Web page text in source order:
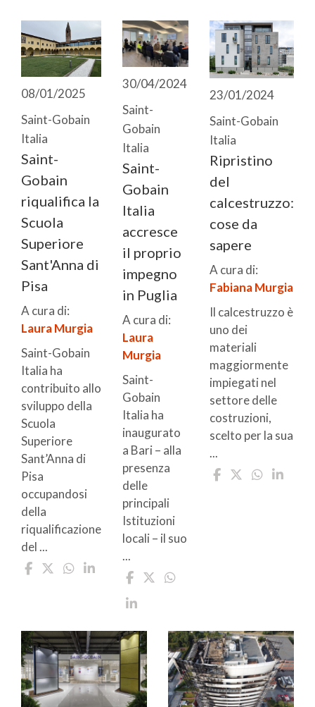
08/01/2025
Saint-Gobain
Italia
Saint-
Gobain
riqualifica la
Scuola
Superiore
Sant'Anna di
Pisa
A cura di:
Laura Murgia
Saint-Gobain
Italia ha
contribuito allo
sviluppo della
Scuola
Superiore
Sant’Anna di
Pisa
occupandosi
della
riqualificazione
del ...
30/04/2024
Saint-
Gobain
Italia
Saint-
Gobain
Italia
accresce
il proprio
impegno
in Puglia
A cura di:
Laura
Murgia
Saint-
Gobain
Italia ha
inaugurato
a Bari – alla
presenza
delle
principali
Istituzioni
locali – il suo
...
23/01/2024
Saint-Gobain
Italia
Ripristino
del
calcestruzzo:
cose da
sapere
A cura di:
Fabiana Murgia
Il calcestruzzo è
uno dei
materiali
maggiormente
impiegati nel
settore delle
costruzioni,
scelto per la sua
...